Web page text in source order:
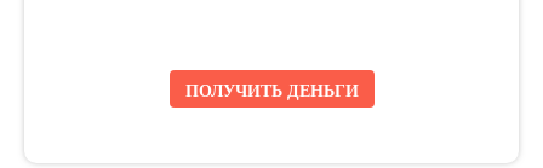
ПОЛУЧИТЬ ДЕНЬГИ